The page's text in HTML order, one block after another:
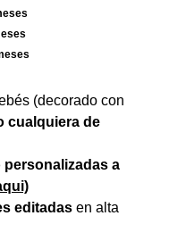
(decorado con
cualquiera de
personalizadas a
editadas en alta